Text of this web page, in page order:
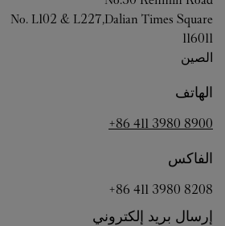
No. L102 & L227,Dalian Times Square
116011
الصين
الهاتف
+86 411 3980 8900
الفاكس
+86 411 3980 8208
إرسال بريد إلكتروني